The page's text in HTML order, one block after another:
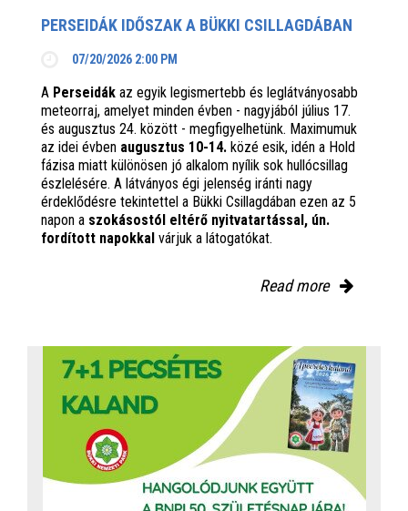
PERSEIDÁK IDŐSZAK A BÜKKI CSILLAGDÁBAN
07/20/2026 2:00 PM
A Perseidák az egyik legismertebb és leglátványosabb
meteorraj, amelyet minden évben - nagyjából július 17.
és augusztus 24. között - megfigyelhetünk. Maximumuk
az idei évben augusztus 10-14. közé esik, idén a Hold
fázisa miatt különösen jó alkalom nyílik sok hullócsillag
észlelésére. A látványos égi jelenség iránti nagy
érdeklődésre tekintettel a Bükki Csillagdában ezen az 5
napon a szokásostól eltérő nyitvatartással, ún.
fordított napokkal várjuk a látogatókat.
Read more